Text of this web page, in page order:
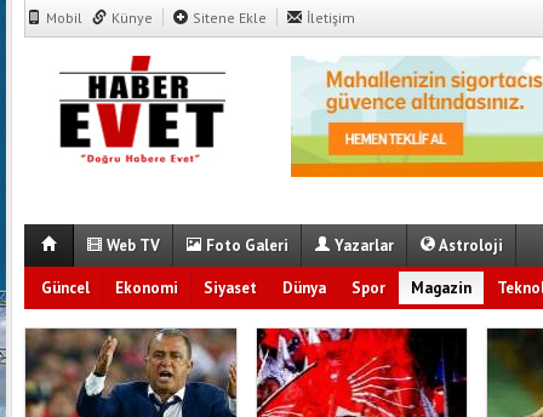
Mobil Künye Sitene Ekle İletişim
Web TV Foto Galeri Yazarlar Astroloji
Güncel Ekonomi Siyaset Dünya Spor Magazin